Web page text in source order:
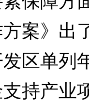
案》出
区单列
持产业